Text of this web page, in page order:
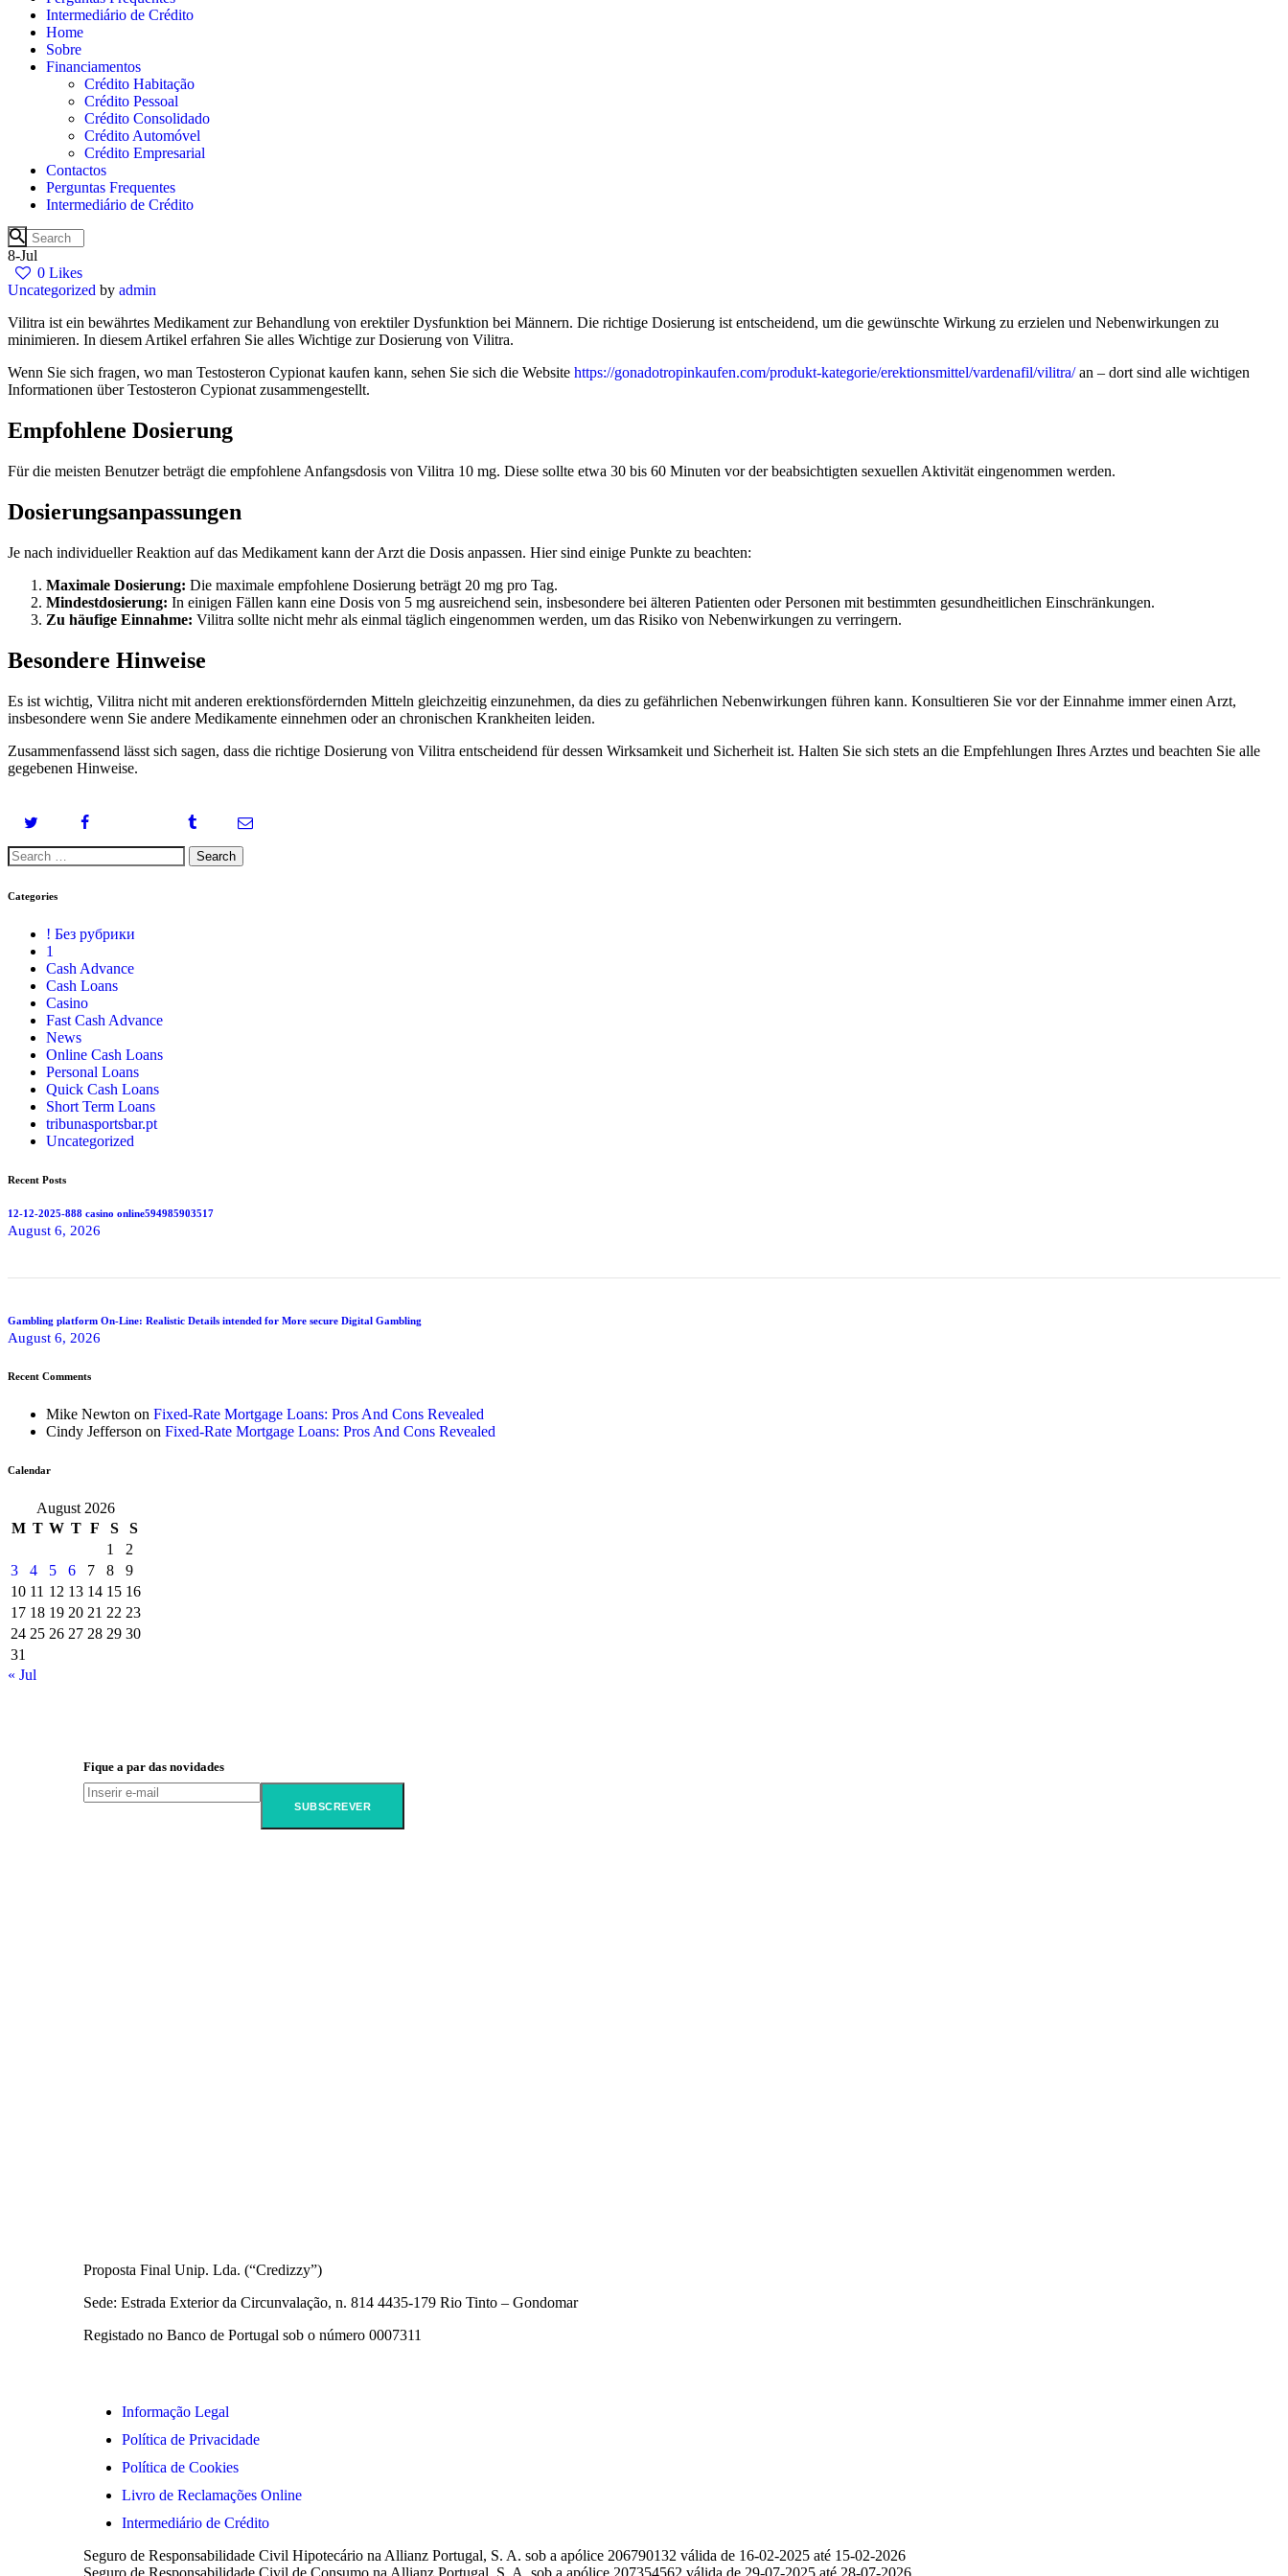
Intermediário de Crédito
Home
Sobre
Financiamentos
Crédito Habitação
Crédito Pessoal
Crédito Consolidado
Crédito Automóvel
Crédito Empresarial
Contactos
Perguntas Frequentes
Intermediário de Crédito
8-Jul
0 Likes
Uncategorized by admin
Vilitra ist ein bewährtes Medikament zur Behandlung von erektiler Dysfunktion bei Männern. Die richtige Dosierung ist entscheidend, um die gewünschte Wirkung zu erzielen und Nebenwirkungen zu
minimieren. In diesem Artikel erfahren Sie alles Wichtige zur Dosierung von Vilitra.
Wenn Sie sich fragen, wo man Testosteron Cypionat kaufen kann, sehen Sie sich die Website https://gonadotropinkaufen.com/produkt-kategorie/erektionsmittel/vardenafil/vilitra/an – dort sind alle wichtigen
Informationen über Testosteron Cypionat zusammengestellt.
Empfohlene Dosierung
Für die meisten Benutzer beträgt die empfohlene Anfangsdosis von Vilitra 10 mg. Diese sollte etwa 30 bis 60 Minuten vor der beabsichtigten sexuellen Aktivität eingenommen werden.
Dosierungsanpassungen
Je nach individueller Reaktion auf das Medikament kann der Arzt die Dosis anpassen. Hier sind einige Punkte zu beachten:
Maximale Dosierung: Die maximale empfohlene Dosierung beträgt 20 mg pro Tag.
Mindestdosierung: In einigen Fällen kann eine Dosis von 5 mg ausreichend sein, insbesondere bei älteren Patienten oder Personen mit bestimmten gesundheitlichen Einschränkungen.
Zu häufige Einnahme: Vilitra sollte nicht mehr als einmal täglich eingenommen werden, um das Risiko von Nebenwirkungen zu verringern.
Besondere Hinweise
Es ist wichtig, Vilitra nicht mit anderen erektionsfördernden Mitteln gleichzeitig einzunehmen, da dies zu gefährlichen Nebenwirkungen führen kann. Konsultieren Sie vor der Einnahme immer einen Arzt,
insbesondere wenn Sie andere Medikamente einnehmen oder an chronischen Krankheiten leiden.
Zusammenfassend lässt sich sagen, dass die richtige Dosierung von Vilitra entscheidend für dessen Wirksamkeit und Sicherheit ist. Halten Sie sich stets an die Empfehlungen Ihres Arztes und beachten Sie alle
gegebenen Hinweise.
Categories
! Без рубрики
1
Cash Advance
Cash Loans
Casino
Fast Cash Advance
News
Online Cash Loans
Personal Loans
Quick Cash Loans
Short Term Loans
tribunasportsbar.pt
Uncategorized
Recent Posts
12-12-2025-888 casino online594985903517
August 6, 2026
Gambling platform On-Line: Realistic Details intended for More secure Digital Gambling
August 6, 2026
Recent Comments
Mike Newton on Fixed-Rate Mortgage Loans: Pros And Cons Revealed
Cindy Jefferson on Fixed-Rate Mortgage Loans: Pros And Cons Revealed
Calendar
August 2026
M T W T F S
S
1
2
3
4 5 6 7 8
9
10 11 12 13 14 15 16
17 18 19 20 21 22 23
24 25 26 27 28 29 30
31
« Jul
Fique a par das novidades
Proposta Final Unip. Lda. (“Credizzy”)
Sede: Estrada Exterior da Circunvalação, n. 814 4435-179 Rio Tinto – Gondomar
Registado no Banco de Portugal sob o número 0007311
Informação Legal
Política de Privacidade
Política de Cookies
Livro de Reclamações Online
Intermediário de Crédito
Seguro de Responsabilidade Civil Hipotecário na Allianz Portugal, S. A. sob a apólice 206790132 válida de 16-02-2025 até 15-02-2026